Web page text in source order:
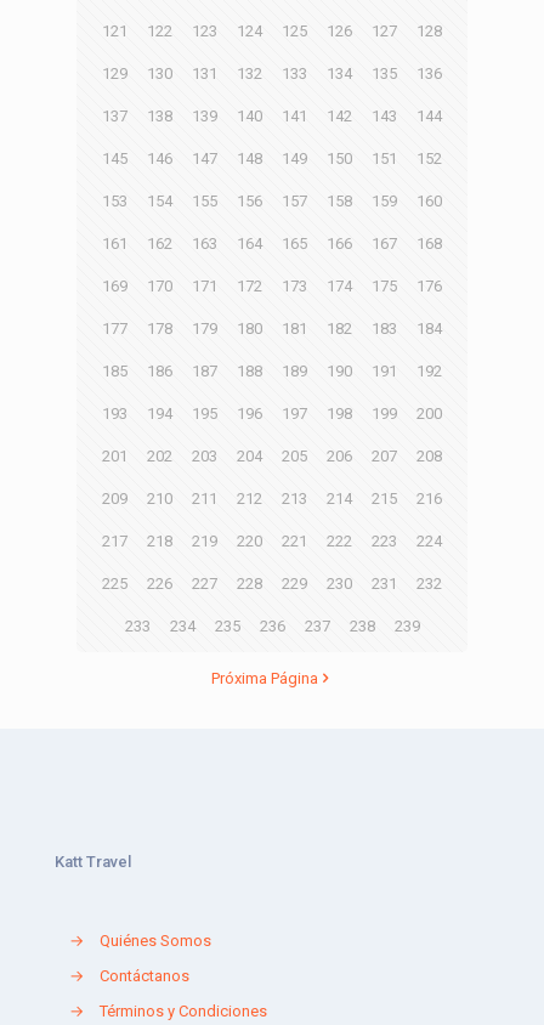
121 122 123 124 125 126 127 128
129 130 131 132 133 134 135 136
137 138 139 140 141 142 143 144
145 146 147 148 149 150 151 152
153 154 155 156 157 158 159 160
161 162 163 164 165 166 167 168
169 170 171 172 173 174 175 176
177 178 179 180 181 182 183 184
185 186 187 188 189 190 191 192
193 194 195 196 197 198 199 200
201 202 203 204 205 206 207 208
209 210 211 212 213 214 215 216
217 218 219 220 221 222 223 224
225 226 227 228 229 230 231 232
233 234 235 236 237 238 239
Próxima Página
Katt Travel
→
Quiénes Somos
→
Contáctanos
→
Términos y Condiciones